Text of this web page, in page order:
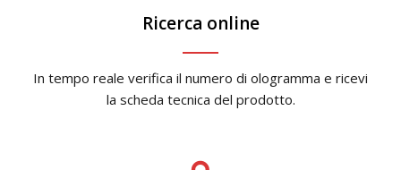
Ricerca online
In tempo reale verifica il numero di ologramma e ricevi
la scheda tecnica del prodotto.